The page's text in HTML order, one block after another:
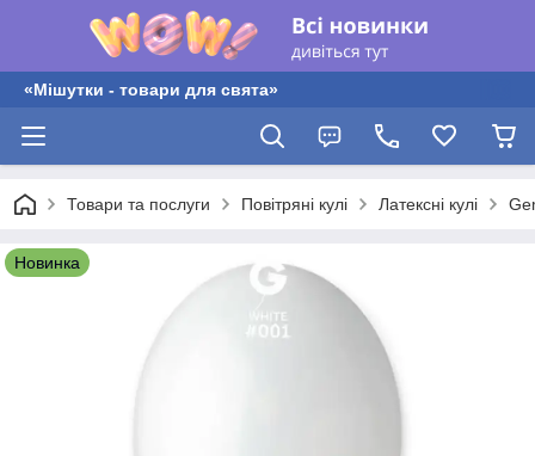
«Мішутки - товари для свята»
Товари та послуги Повітряні кулі Латексні кулі
Новинка